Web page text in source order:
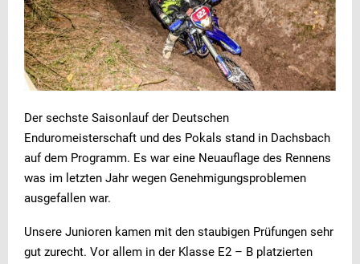
Der sechste Saisonlauf der Deutschen
Enduromeisterschaft und des Pokals stand in Dachsbach
auf dem Programm. Es war eine Neuauflage des Rennens
was im letzten Jahr wegen Genehmigungsproblemen
ausgefallen war.
Unsere Junioren kamen mit den staubigen Prüfungen sehr
gut zurecht. Vor allem in der Klasse E2 – B platzierten